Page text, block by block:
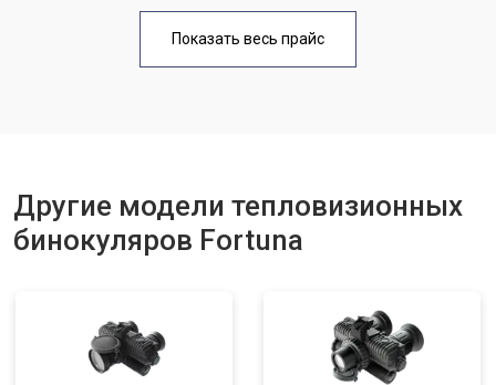
Показать весь прайс
Другие модели тепловизионных
бинокуляров Fortuna